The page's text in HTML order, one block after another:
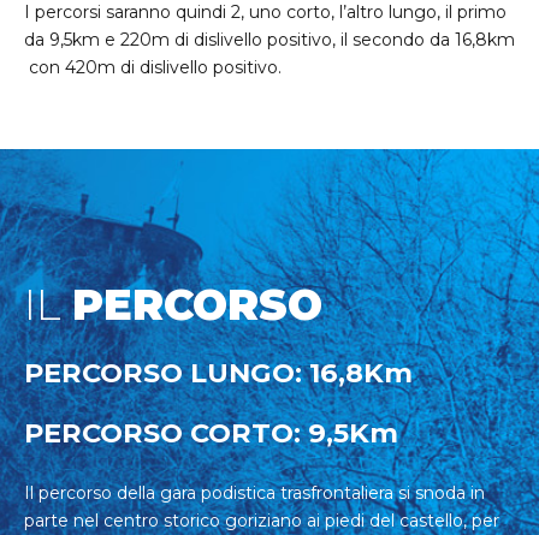
I percorsi saranno quindi 2, uno corto, l’altro lungo, il primo
da 9,5km e 220m di dislivello positivo, il secondo da 16,8km
con 420m di dislivello positivo.
ILPERCORSO
PERCORSO LUNGO: 16,8Km
PERCORSO CORTO: 9,5Km
Il percorso della gara podistica trasfrontaliera si snoda in
parte nel centro storico goriziano ai piedi del castello, per